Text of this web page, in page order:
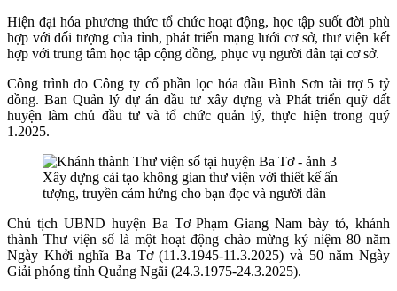
Hiện đại hóa phương thức tổ chức hoạt động, học tập suốt đời phù
hợp với đối tượng của tỉnh, phát triển mạng lưới cơ sở, thư viện kết
hợp với trung tâm học tập cộng đồng, phục vụ người dân tại cơ sở.
Công trình do Công ty cổ phần lọc hóa dầu Bình Sơn tài trợ 5 tỷ
đồng. Ban Quản lý dự án đầu tư xây dựng và Phát triển quỹ đất
huyện làm chủ đầu tư và tổ chức quản lý, thực hiện trong quý
1.2025.
Xây dựng cải tạo không gian thư viện với thiết kế ấn
tượng, truyền cảm hứng cho bạn đọc và người dân
Chủ tịch UBND huyện Ba Tơ Phạm Giang Nam bày tỏ, khánh
thành Thư viện số là một hoạt động chào mừng kỷ niệm 80 năm
Ngày Khởi nghĩa Ba Tơ (11.3.1945-11.3.2025) và 50 năm Ngày
Giải phóng tỉnh Quảng Ngãi (24.3.1975-24.3.2025).